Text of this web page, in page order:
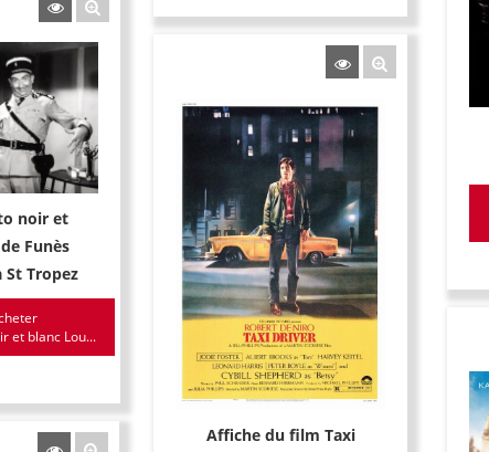
noir et
Funès
St Tropez
et blanc Lou...
Affiche du film Taxi